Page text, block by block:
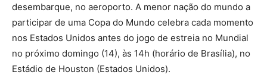
desembarque, no aeroporto. A menor nação do mundo a
participar de uma Copa do Mundo celebra cada momento
nos Estados Unidos antes do jogo de estreia no Mundial
no próximo domingo (14), às 14h (horário de Brasília), no
Estádio de Houston (Estados Unidos).